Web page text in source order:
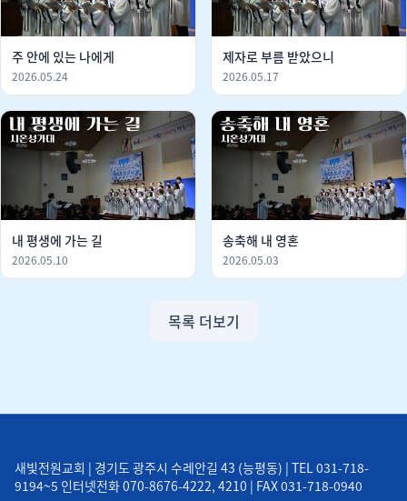
주 안에 있는 나에게
2026.05.24
제자로 부름 받았으니
2026.05.17
내 평생에 가는 길
2026.05.10
송축해 내 영혼
2026.05.03
목록 더보기
새빛전원교회 | 경기도 광주시 수레안길 43 (능평동) | TEL 031-718-
9194~5 인터넷전화 070-8676-4222, 4210 | FAX 031-718-0940